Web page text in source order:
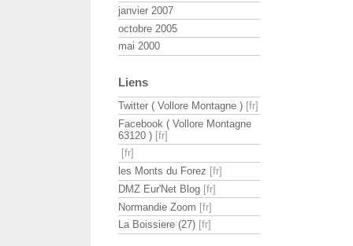
janvier 2007
octobre 2005
mai 2000
Liens
Twitter ( Vollore Montagne )
Facebook ( Vollore Montagne
63120 )
les Monts du Forez
DMZ Eur'Net Blog
Normandie Zoom
La Boissiere (27)